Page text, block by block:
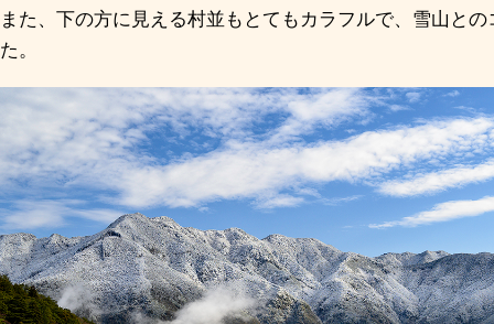
また、下の方に見える村並もとてもカラフルで、雪山と
た。